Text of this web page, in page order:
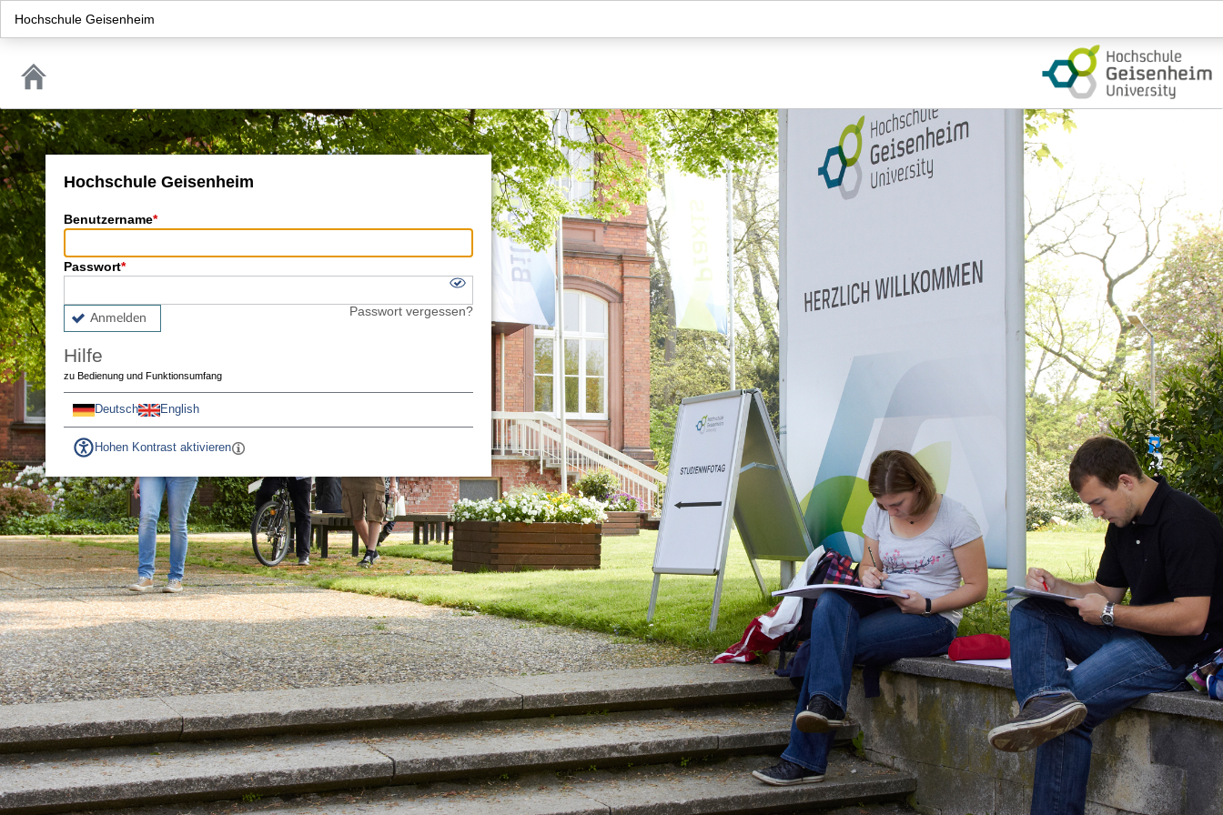
Hauptnavigation
Hochschule Geisenheim
Hochschule Geisenheim
Benutzername
Passwort
Anmelden Passwort vergessen?
Hilfe
zu Bedienung und Funktionsumfang
Deutsch English
Hohen Kontrast aktivieren